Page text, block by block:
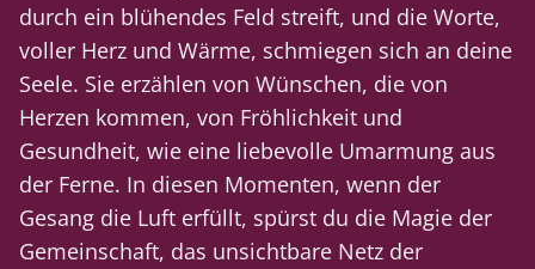
durch ein blühendes Feld streift, und die Worte,
voller Herz und Wärme, schmiegen sich an deine
Seele. Sie erzählen von Wünschen, die von
Herzen kommen, von Fröhlichkeit und
Gesundheit, wie eine liebevolle Umarmung aus
der Ferne. In diesen Momenten, wenn der
Gesang die Luft erfüllt, spürst du die Magie der
Gemeinschaft, das unsichtbare Netz der